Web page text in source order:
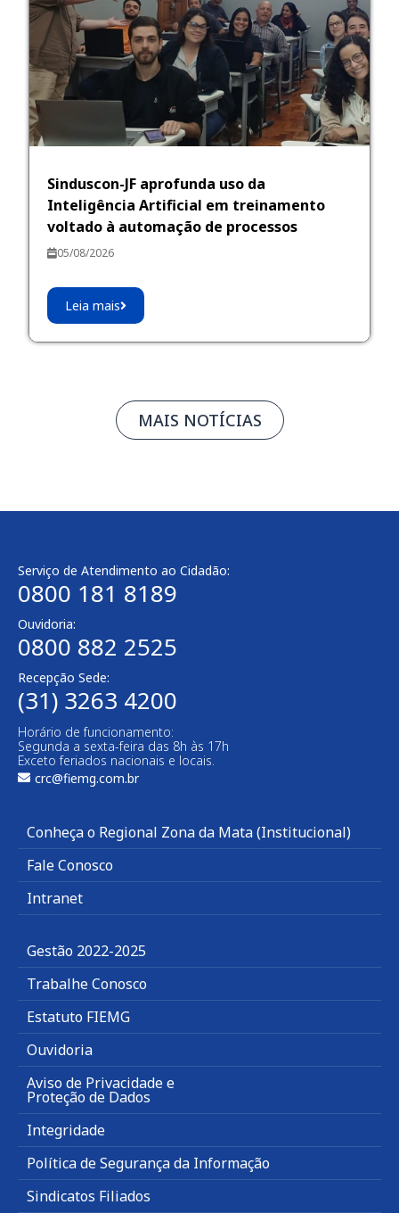
Sinduscon-JF aprofunda uso da
Inteligência Artificial em treinamento
voltado à automação de processos
05/08/2026
Leia mais
MAIS NOTÍCIAS
Serviço de Atendimento ao Cidadão:
0800 181 8189
Ouvidoria:
0800 882 2525
Recepção Sede:
(31) 3263 4200
Horário de funcionamento:
Segunda a sexta-feira das 8h às 17h
Exceto feriados nacionais e locais.
crc@fiemg.com.br
Conheça o Regional Zona da Mata (Institucional)
Fale Conosco
Intranet
Gestão 2022-2025
Trabalhe Conosco
Estatuto FIEMG
Ouvidoria
Aviso de Privacidade e
Proteção de Dados
Integridade
Política de Segurança da Informação
Sindicatos Filiados